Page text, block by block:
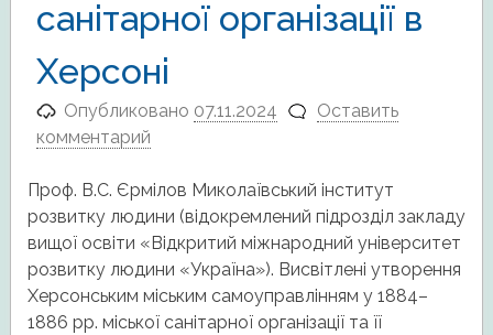
санітарної організації в
Херсоні
Опубликовано 07.11.2024
Оставить
комментарий
Проф. В.С. Єрмілов Миколаївський інститут
розвитку людини (відокремлений підрозділ закладу
вищої освіти «Відкритий міжнародний університет
розвитку людини «Україна»). Висвітлені утворення
Херсонським міським самоуправлінням у 1884–
1886 рр. міської санітарної організації та її